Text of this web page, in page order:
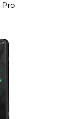
Pro